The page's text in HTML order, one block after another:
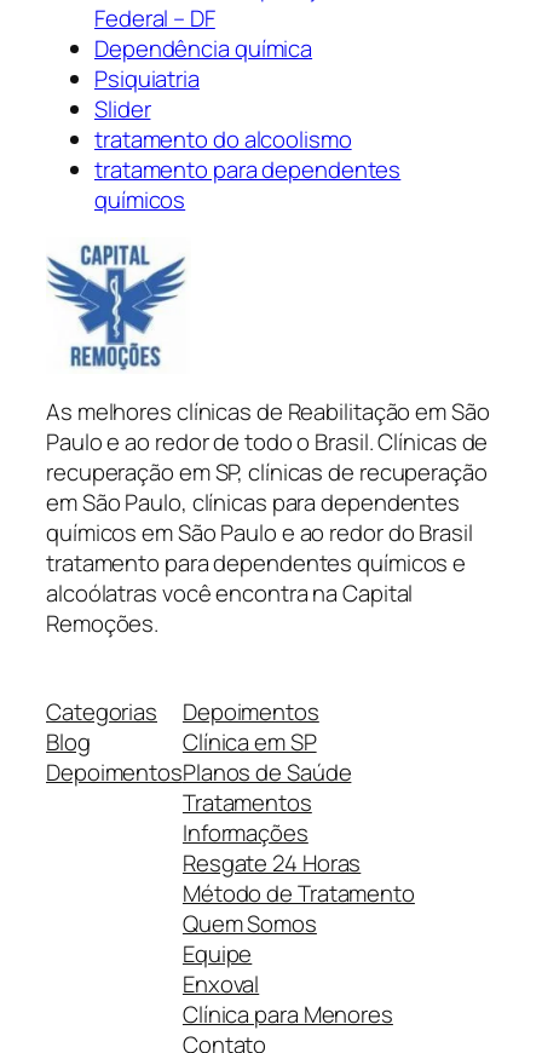
Federal – DF
Dependência química
Psiquiatria
Slider
tratamento do alcoolismo
tratamento para dependentes
químicos
As melhores clínicas de Reabilitação em São
Paulo e ao redor de todo o Brasil. Clínicas de
recuperação em SP, clínicas de recuperação
em São Paulo, clínicas para dependentes
químicos em São Paulo e ao redor do Brasil
tratamento para dependentes químicos e
alcoólatras você encontra na Capital
Remoções.
Categorias
Blog
Depoimentos
Depoimentos
Clínica em SP
Planos de Saúde
Tratamentos
Informações
Resgate 24 Horas
Método de Tratamento
Quem Somos
Equipe
Enxoval
Clínica para Menores
Contato